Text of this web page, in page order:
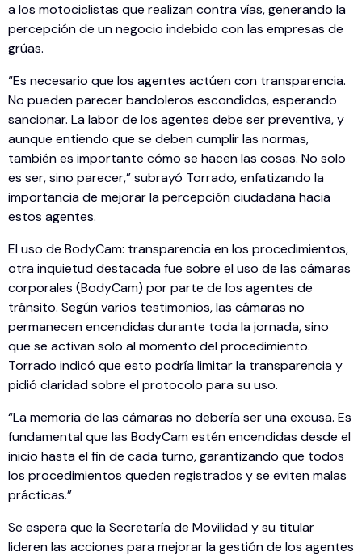
a los motociclistas que realizan contra vías, generando la
percepción de un negocio indebido con las empresas de
grúas.
“Es necesario que los agentes actúen con transparencia.
No pueden parecer bandoleros escondidos, esperando
sancionar. La labor de los agentes debe ser preventiva, y
aunque entiendo que se deben cumplir las normas,
también es importante cómo se hacen las cosas. No solo
es ser, sino parecer,” subrayó Torrado, enfatizando la
importancia de mejorar la percepción ciudadana hacia
estos agentes.
El uso de BodyCam: transparencia en los procedimientos,
otra inquietud destacada fue sobre el uso de las cámaras
corporales (BodyCam) por parte de los agentes de
tránsito. Según varios testimonios, las cámaras no
permanecen encendidas durante toda la jornada, sino
que se activan solo al momento del procedimiento.
Torrado indicó que esto podría limitar la transparencia y
pidió claridad sobre el protocolo para su uso.
“La memoria de las cámaras no debería ser una excusa. Es
fundamental que las BodyCam estén encendidas desde el
inicio hasta el fin de cada turno, garantizando que todos
los procedimientos queden registrados y se eviten malas
prácticas.”
Se espera que la Secretaría de Movilidad y su titular
lideren las acciones para mejorar la gestión de los agentes